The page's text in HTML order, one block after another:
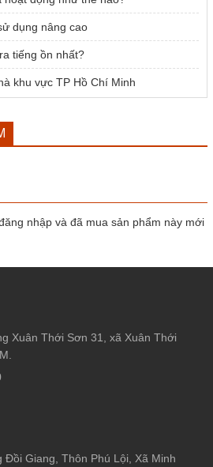
dụng nâng cao
tiếng ồn nhất?
khu vực TP Hồ Chí Minh
nhập và đã mua sản phẩm này mới
Xuân Thới Sơn 31, xã Xuân Thới
Đồi Giang, Thôn Phú Lội, Xã Minh